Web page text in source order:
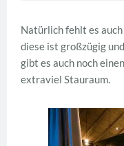
Natürlich fehlt es
diese ist großzügig
gibt es auch noch
extraviel Stauraum.